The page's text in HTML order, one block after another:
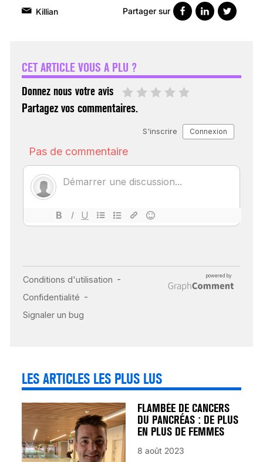
Killian Partager sur
CET ARTICLE VOUS A PLU ?
Donnez nous votre avis
Partagez vos commentaires.
LES ARTICLES LES PLUS LUS
ÉCHO : DES IMAGES
POUR TOUTES LES
18 juil 2022
INSUFFISANCE
CARDIAQUE : LES
FLAMBÉE DE CANCERS
DU PANCRÉAS : DE PLUS
EN PLUS DE FEMMES
8 août 2023